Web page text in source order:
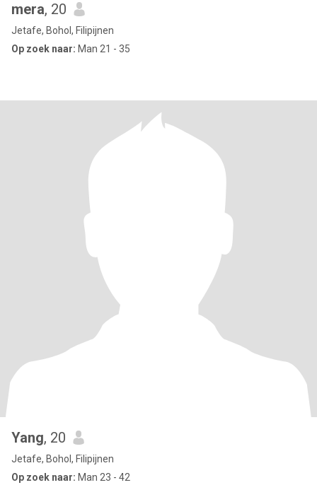
mera, 20
Jetafe, Bohol, Filipijnen
Op zoek naar: Man 21 - 35
Yang, 20
Jetafe, Bohol, Filipijnen
Op zoek naar: Man 23 - 42